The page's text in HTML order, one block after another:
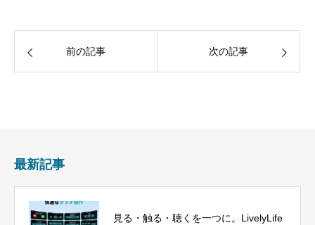
前の記事 次の記事
最新記事
見る・触る・聴くを一つに。LivelyLife